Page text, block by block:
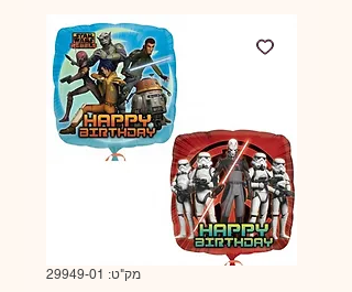
מק"ט: 29949-01